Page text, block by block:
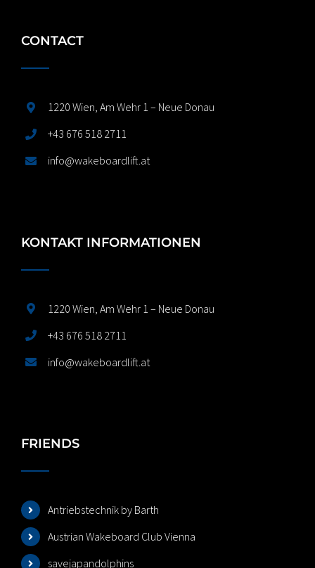
CONTACT
1220 Wien, Am Wehr 1 – Neue Donau
+43 676 518 2711
info@wakeboardlift.at
KONTAKT INFORMATIONEN
1220 Wien, Am Wehr 1 – Neue Donau
+43 676 518 2711
info@wakeboardlift.at
FRIENDS
Antriebstechnik by Barth
Austrian Wakeboard Club Vienna
savejapandolphins